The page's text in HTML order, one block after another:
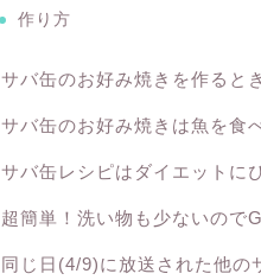
作り方
サバ缶のお好み焼きを作ると
サバ缶のお好み焼きは魚を食
サバ缶レシピはダイエットに
超簡単！洗い物も少ないので
同じ日(4/9)に放送された他の